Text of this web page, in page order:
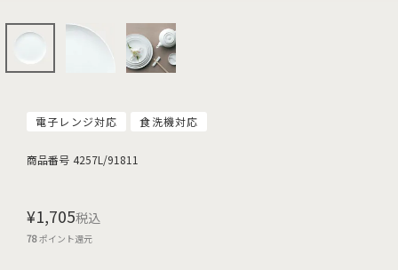
電子レンジ対応 食洗機対応
商品番号 4257L/91811
¥1,705税込
78ポイント還元